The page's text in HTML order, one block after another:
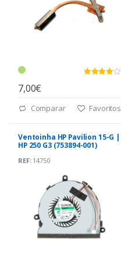
7,00€
Comparar Favoritos
Ventoinha HP Pavilion 15-G |
HP 250 G3 (753894-001)
REF:14750